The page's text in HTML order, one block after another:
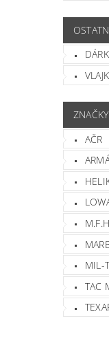
ZNAČKY
AČR
MIL-
TAC